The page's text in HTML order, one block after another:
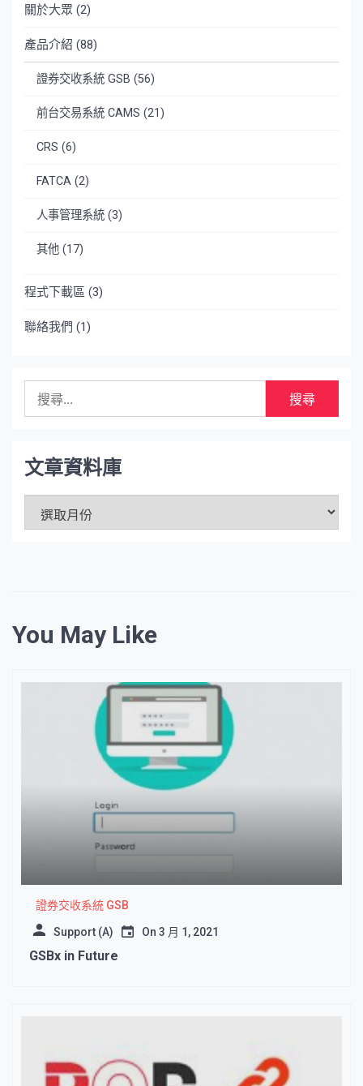
關於大眾 (2)
產品介紹 (88)
證券交收系統 GSB (56)
前台交易系統 CAMS (21)
CRS (6)
FATCA (2)
人事管理系統 (3)
其他 (17)
程式下載區 (3)
聯絡我們 (1)
字:
文章資料庫
資
You May Like
證券交收系統 GSB
Support (A) On 3 月 1, 2021
GSBx in Future